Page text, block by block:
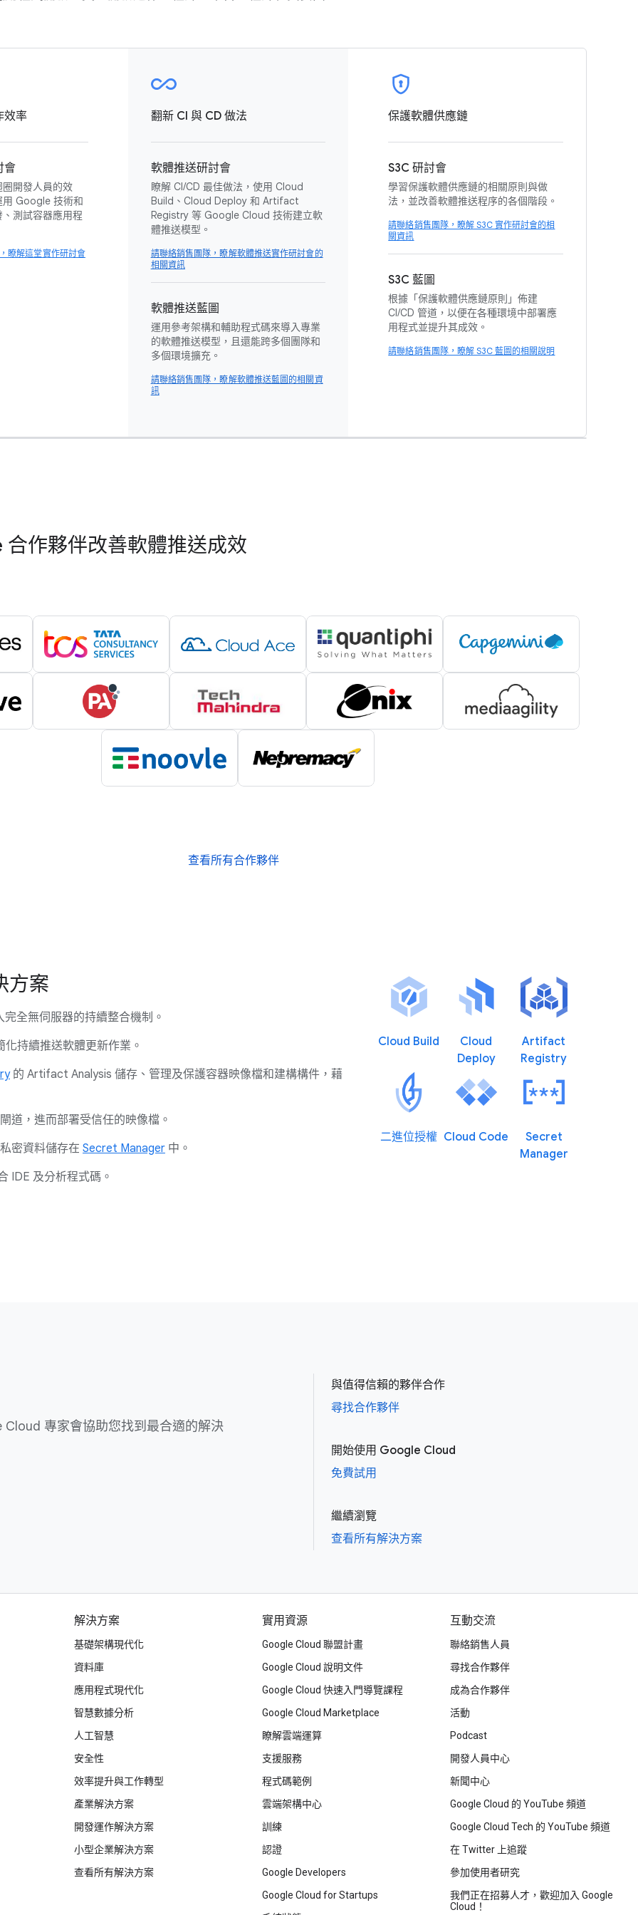
效率
會
開發人員的效
用 Google 技術和
測試容器應用程
瞭解這堂實作研討會
翻新 CI 與 CD 做法
軟體推送研討會
瞭解 CI/CD 最佳做法，使用 Cloud
Build、Cloud Deploy 和 Artifact
Registry 等 Google Cloud 技術建立軟
體推送模型。
請聯絡銷售團隊，瞭解軟體推送實作研討會的
相關資訊
軟體推送藍圖
運用參考架構和輔助程式碼來導入專業
的軟體推送模型，且還能跨多個團隊和
多個環境擴充。
請聯絡銷售團隊，瞭解軟體推送藍圖的相關資
訊
保護軟體供應鏈
S3C 研討會
學習保護軟體供應鏈的相關原則與做
法，並改善軟體推送程序的各個階段。
請聯絡銷售團隊，瞭解 S3C 實作研討會的相
關資訊
S3C 藍圖
根據「保護軟體供應鏈原則」佈建
CI/CD 管道，以便在各種環境中部署應
用程式並提升其成效。
請聯絡銷售團隊，瞭解 S3C 藍圖的相關說明
作夥伴改善軟體推送成效
查看所有合作夥伴
方案
全無伺服器的持續整合機制。
化持續推送軟體更新作業。
的 Artifact Analysis 儲存、管理及保護容器映像檔和建構構件，藉
道，進而部署受信任的映像檔。
密資料儲存在 Secret Manager 中。
IDE 及分析程式碼。
Cloud Build
Cloud
Deploy
Artifact
Registry
二進位授權 Cloud Code
Secret
Manager
專家會協助您找到最合適的解決
與值得信賴的夥伴合作
尋找合作夥伴
開始使用 Google Cloud
免費試用
繼續瀏覽
查看所有解決方案
解決方案
基礎架構現代化
資料庫
應用程式現代化
智慧數據分析
人工智慧
安全性
效率提升與工作轉型
產業解決方案
開發運作解決方案
小型企業解決方案
查看所有解決方案
實用資源
Google Cloud 聯盟計畫
Google Cloud 說明文件
Google Cloud 快速入門導覽課程
Google Cloud Marketplace
瞭解雲端運算
支援服務
程式碼範例
雲端架構中心
訓練
認證
Google Developers
Google Cloud for Startups
互動交流
聯絡銷售人員
尋找合作夥伴
成為合作夥伴
活動
Podcast
開發人員中心
新聞中心
Google Cloud 的 YouTube 頻道
Google Cloud Tech 的 YouTube 頻道
在 Twitter 上追蹤
參加使用者研究
我們正在招募人才，歡迎加入 Google
Cloud！